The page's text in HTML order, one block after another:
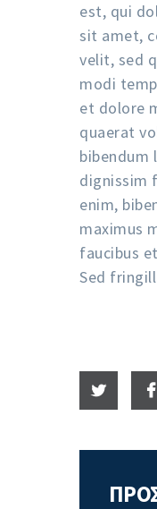
est, qui
sit amet,
velit, sed
modi
et dolore
quaerat
bibendum
dignissim
enim,
maximus
faucibus
Sed